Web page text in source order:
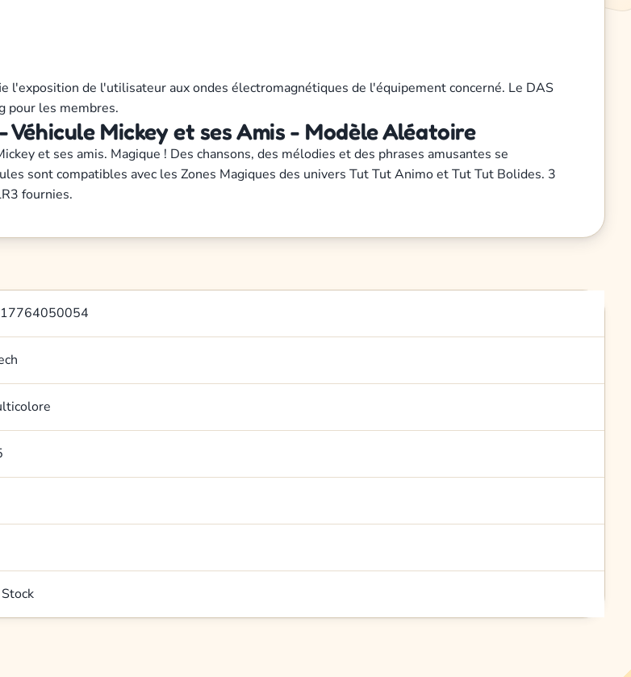
l'exposition de l'utilisateur aux ondes électromagnétiques de l'équipement concerné. Le DAS
pour les membres.
Mickey et ses Amis - Modèle Aléatoire
et ses amis. Magique ! Des chansons, des mélodies et des phrases amusantes se
sont compatibles avec les Zones Magiques des univers Tut Tut Animo et Tut Tut Bolides. 3
fournies.